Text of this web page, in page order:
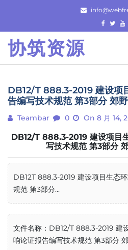
content
协筑资源
DB12/T 888.3-2019 建设项
告编写技术规范 第3部分 郊
Teambar 0 On 8 月 14,
DB12/T 888.3-2019 建设项目
写技术规范 第3部分
DB12T 888.3-2019 建设项目生态
规范 第3部分...
文件名称：DB12/T 888.3-2019 建
响论证报告编写技术规范 第3部分